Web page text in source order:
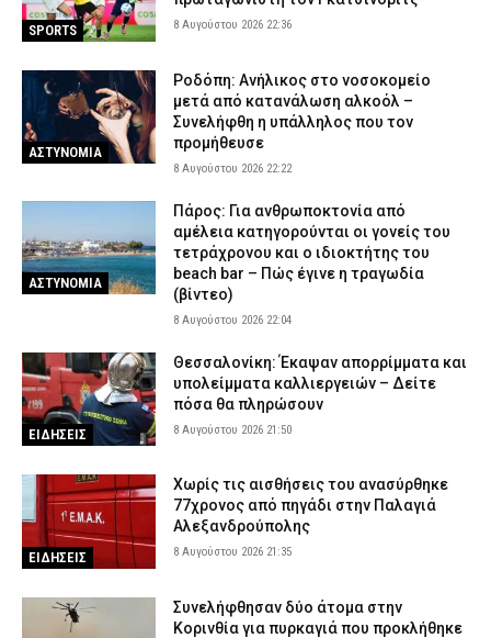
ΑΣΤΥΝΟΜΙΑ 8 Αυγούστου 2026 15:06
πιστέψουμε ότι το έκανε» λέει το ζευγάρι που είχε φιλοξενήσει
τον 26χρονο Αφγανό
ΑΣΤΥΝΟΜΙΑ 8 Αυγούστου 2026 14:51
Συνελήφθη μέλος της ρωσόφωνης μαφίας στο Παλαιό Φάληρο –
8 Αυγούστου 2026 14:33
Έβρος: Αστυνομικοί τσάκωσαν αλλοδαπούς διακινητές που
μετέφεραν 12 παράνομους μετανάστες
8 Αυγούστου 2026 14:18
SPORTS 8 Αυγούστου 2026 22:36
ΑΣΤΥΝΟΜΙΑ
Ροδόπη: Ανήλικος στο νοσοκομείο
μετά από κατανάλωση αλκοόλ –
Συνελήφθη η υπάλληλος που τον
προμήθευσε
8 Αυγούστου 2026 22:22
ΑΣΤΥΝΟΜΙΑ
Πάρος: Για ανθρωποκτονία από
αμέλεια κατηγορούνται οι γονείς του
τετράχρονου και ο ιδιοκτήτης του
beach bar – Πώς έγινε η τραγωδία
(βίντεο)
8 Αυγούστου 2026 22:04
ΕΙΔΗΣΕΙΣ
Θεσσαλονίκη: Έκαψαν απορρίμματα και
υπολείμματα καλλιεργειών – Δείτε
πόσα θα πληρώσουν
8 Αυγούστου 2026 21:50
ΕΙΔΗΣΕΙΣ
Χωρίς τις αισθήσεις του ανασύρθηκε
77χρονος από πηγάδι στην Παλαγιά
Αλεξανδρούπολης
8 Αυγούστου 2026 21:35
Συνελήφθησαν δύο άτομα στην
Κορινθία για πυρκαγιά που προκλήθηκε